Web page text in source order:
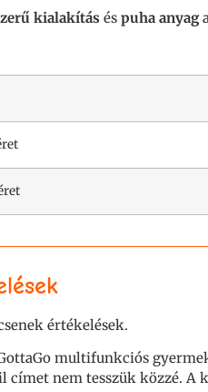
kialakítás és puha anyag
értékelések.
multifunkciós
címet nem tesszük közzé. A